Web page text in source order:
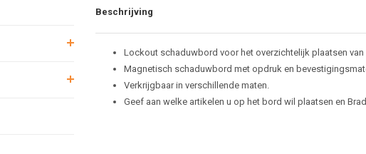
Beschrijving
Lockout schaduwbord voor het overzichtelijk plaatsen
Magnetisch schaduwbord met opdruk en
Verkrijgbaar in verschillende maten.
Geef aan welke artikelen u op het bord wil plaatsen en